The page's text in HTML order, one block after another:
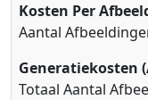
Kosten Per
Aantal
Generatiekosten
Totaal Aantal